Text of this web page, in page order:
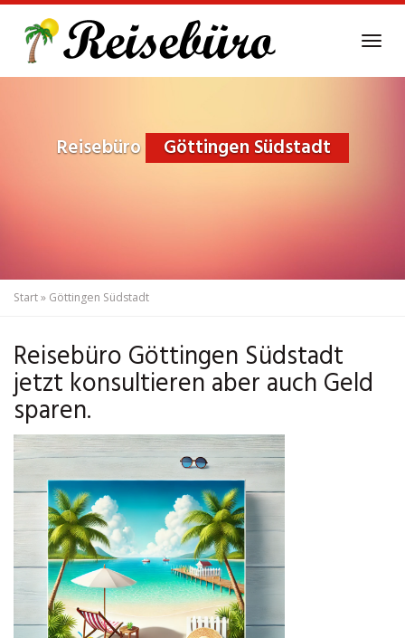
main
Reisebüro Göttingen Südstadt
Start» Göttingen Südstadt
Reisebüro Göttingen Südstadt
jetzt konsultieren aber auch Geld
sparen.